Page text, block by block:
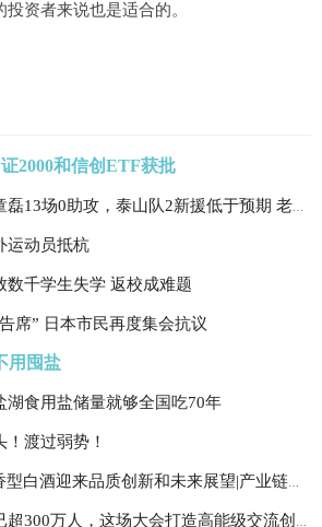
资者来说也是适合的。
2000和信创ETF获批
运动员抵杭
数千学生失学 返校成难题
席” 日本市民再度集会抗议
用囤盐
湖食用盐储量就够全国吃70年
渡过弱势！